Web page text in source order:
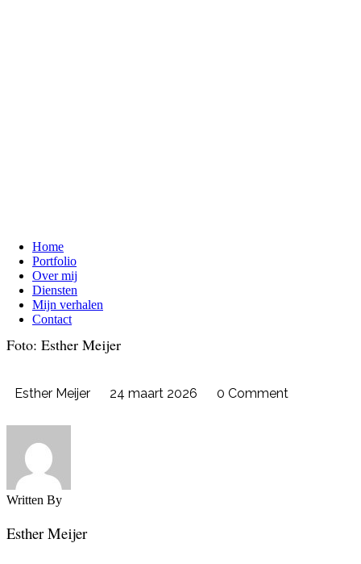
Home
Portfolio
Over mij
Diensten
Mijn verhalen
Contact
Foto: Esther Meijer
Esther Meijer 24 maart 2026 0 Comment
Written By
Esther Meijer